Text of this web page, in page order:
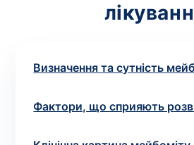
Визначення та сутність
Фактори, що сприяють
Номер телефону*